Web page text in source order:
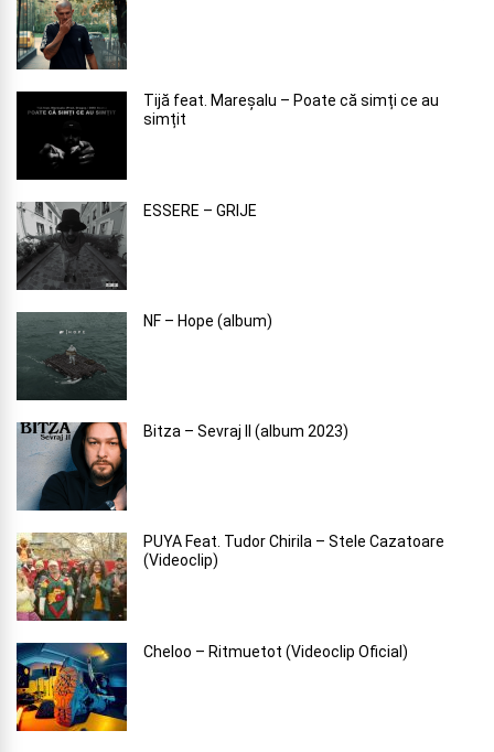
Tijă feat. Mareșalu – Poate că simți ce au
simțit
ESSERE – GRIJE
NF – Hope (album)
Bitza – Sevraj II (album 2023)
PUYA Feat. Tudor Chirila – Stele Cazatoare
(Videoclip)
Cheloo – Ritmuetot (Videoclip Oficial)